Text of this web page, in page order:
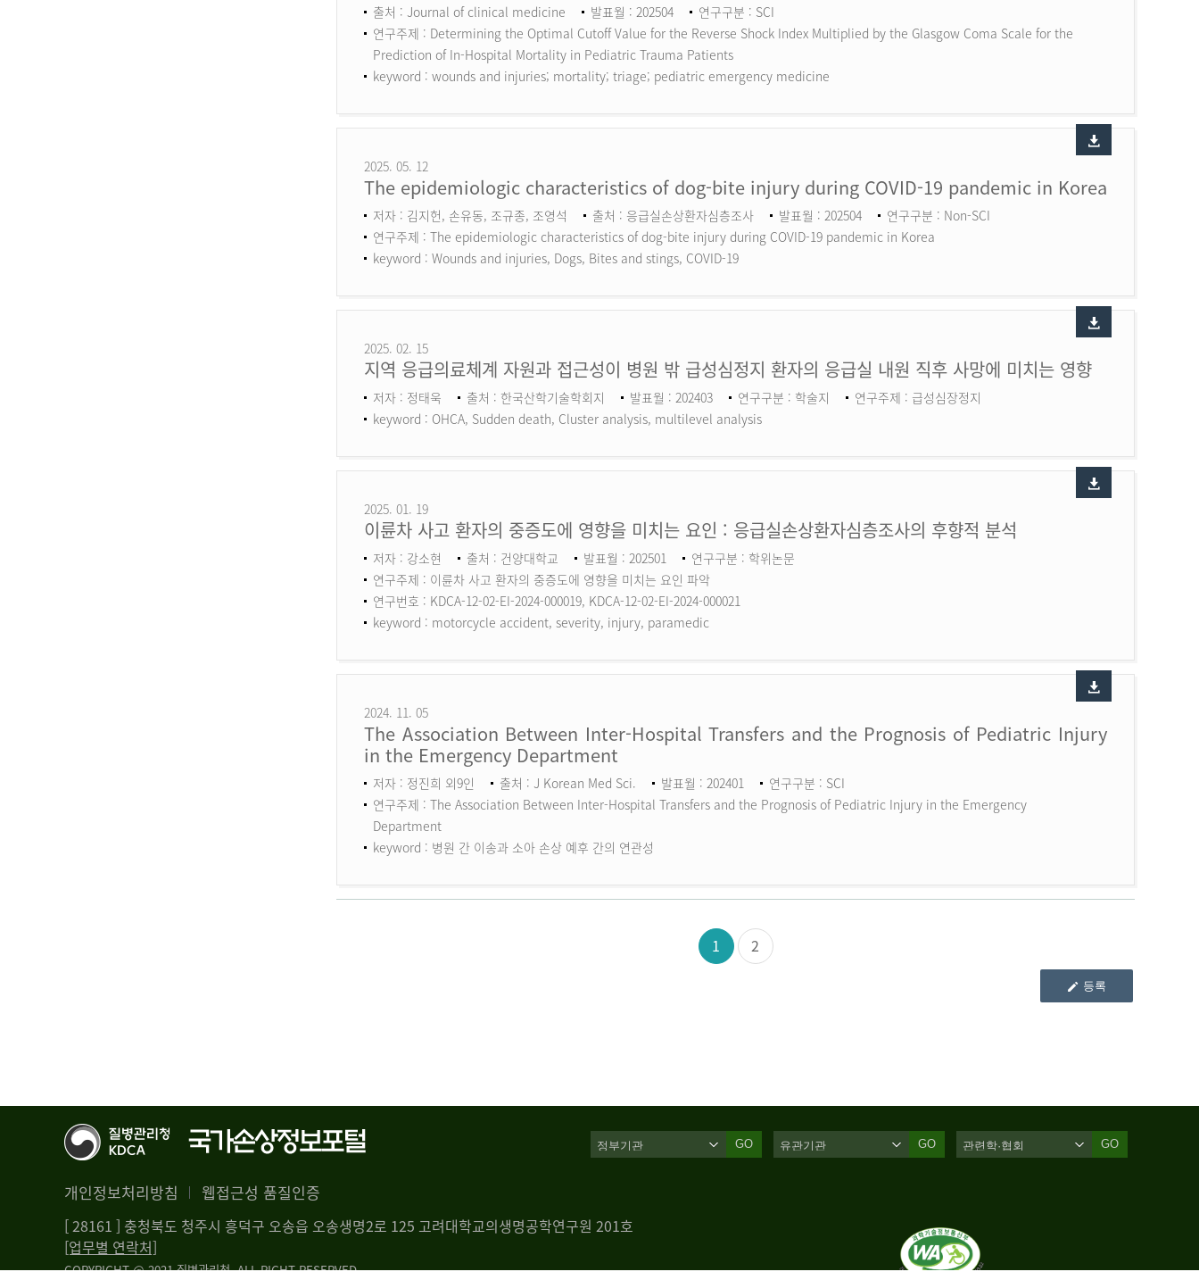
출처 : Journal of clinical medicine
발표월 : 202504
연구구분 : SCI
연구주제 : Determining the Optimal Cutoff Value for the Reverse Shock Index Multiplied by the Glasgow Coma Scale for the
Prediction of In-Hospital Mortality in Pediatric Trauma Patients
keyword : wounds and injuries; mortality; triage; pediatric emergency medicine
2025. 05. 12
The epidemiologic characteristics of dog-bite injury during COVID-19 pandemic in Korea
저자 : 김지헌, 손유동, 조규종, 조영석 출처 : 응급실손상환자심층조사 발표월 : 202504
연구구분 : Non-SCI
연구주제 : The epidemiologic characteristics of dog-bite injury during COVID-19 pandemic in Korea
keyword : Wounds and injuries, Dogs, Bites and stings, COVID-19
2025. 02. 15
지역 응급의료체계 자원과 접근성이 병원 밖 급성심정지 환자의 응급실 내원 직후 사망에 미치는 영향
저자 : 정태욱 출처 : 한국산학기술학회지 발표월 : 202403 연구구분 : 학술지
연구주제 : 급성심장정지
keyword : OHCA, Sudden death, Cluster analysis, multilevel analysis
2025. 01. 19
이륜차 사고 환자의 중증도에 영향을 미치는 요인 : 응급실손상환자심층조사의 후향적 분석
저자 : 강소현 출처 : 건양대학교 발표월 : 202501
연구구분 : 학위논문
연구주제 : 이륜차 사고 환자의 중증도에 영향을 미치는 요인 파악
연구번호 : KDCA-12-02-EI-2024-000019, KDCA-12-02-EI-2024-000021
keyword : motorcycle accident, severity, injury, paramedic
2024. 11. 05
The Association Between Inter-Hospital Transfers and the Prognosis of Pediatric Injury
in the Emergency Department
저자 : 정진희 외9인 출처 : J Korean Med Sci. 발표월 : 202401
연구구분 : SCI
연구주제 : The Association Between Inter-Hospital Transfers and the Prognosis of Pediatric Injury in the Emergency
Department
keyword : 병원 간 이송과 소아 손상 예후 간의 연관성
1 2
등록
개인정보처리방침 웹접근성 품질인증
GO GO GO
[ 28161 ] 충청북도 청주시 흥덕구 오송읍 오송생명2로 125 고려대학교의생명공학연구원 201호
[업무별 연락처]
COPYRIGHT @ 2021 질병관리청. ALL RIGHT RESERVED